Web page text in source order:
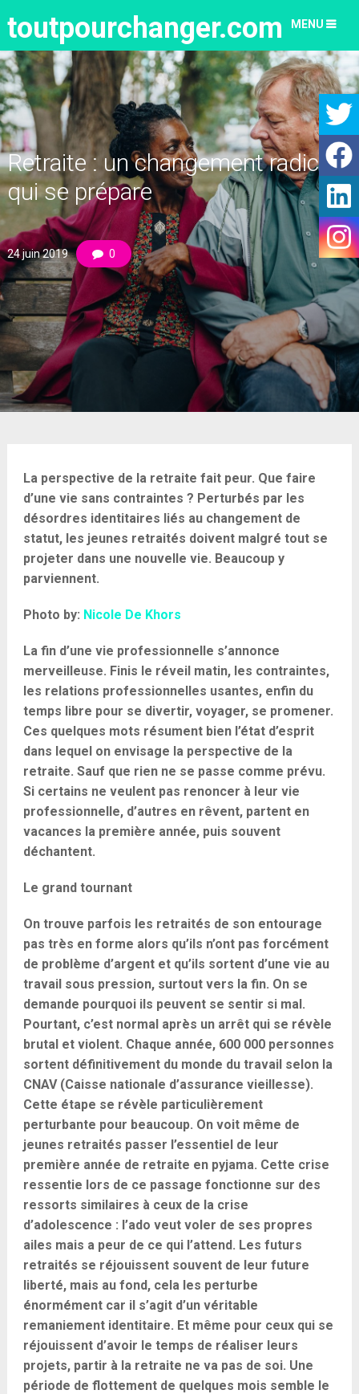
toutpourchanger.com MENU
Retraite : un changement radical
qui se prépare
24 juin 2019 0
La perspective de la retraite fait peur. Que faire
d’une vie sans contraintes ? Perturbés par les
désordres identitaires liés au changement de
statut, les jeunes retraités doivent malgré tout se
projeter dans une nouvelle vie. Beaucoup y
parviennent.
Photo by: Nicole De Khors
La fin d’une vie professionnelle s’annonce
merveilleuse. Finis le réveil matin, les contraintes,
les relations professionnelles usantes, enfin du
temps libre pour se divertir, voyager, se promener.
Ces quelques mots résument bien l’état d’esprit
dans lequel on envisage la perspective de la
retraite. Sauf que rien ne se passe comme prévu.
Si certains ne veulent pas renoncer à leur vie
professionnelle, d’autres en rêvent, partent en
vacances la première année, puis souvent
déchantent.
Le grand tournant
On trouve parfois les retraités de son entourage
pas très en forme alors qu’ils n’ont pas forcément
de problème d’argent et qu’ils sortent d’une vie au
travail sous pression, surtout vers la fin. On se
demande pourquoi ils peuvent se sentir si mal.
Pourtant, c’est normal après un arrêt qui se révèle
brutal et violent. Chaque année, 600 000 personnes
sortent définitivement du monde du travail selon la
CNAV (Caisse nationale d’assurance vieillesse).
Cette étape se révèle particulièrement
perturbante pour beaucoup. On voit même de
jeunes retraités passer l’essentiel de leur
première année de retraite en pyjama. Cette crise
ressentie lors de ce passage fonctionne sur des
ressorts similaires à ceux de la crise
d’adolescence : l’ado veut voler de ses propres
ailes mais a peur de ce qui l’attend. Les futurs
retraités se réjouissent souvent de leur future
liberté, mais au fond, cela les perturbe
énormément car il s’agit d’un véritable
remaniement identitaire. Et même pour ceux qui se
réjouissent d’avoir le temps de réaliser leurs
projets, partir à la retraite ne va pas de soi. Une
période de flottement de quelques mois semble le